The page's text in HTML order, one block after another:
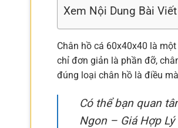
Xem Nội Dung Bài Viết
Chân hồ cá 60x40x40 là
chỉ đơn giản là phần đỡ,
đúng loại chân hồ là điều
Có thể bạn quan
Ngon – Giá Hợp Lý